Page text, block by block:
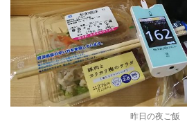
昨日の夜ご飯